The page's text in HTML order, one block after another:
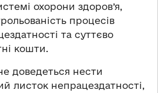
охорони здоров’я,
процесів
та суттєво
кошти.
доведеться нести
листок непрацездатності,